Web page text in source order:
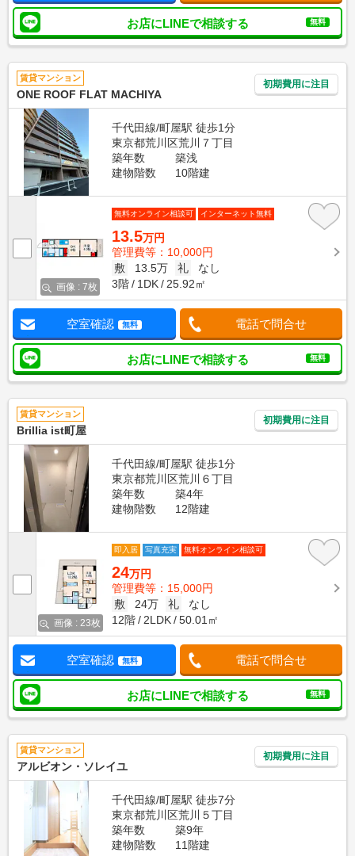
お店にLINEで相談する 無料
賃貸マンション
ONE ROOF FLAT MACHIYA
初期費用に注目
千代田線/町屋駅 徒歩1分
東京都荒川区荒川７丁目
築年数
築浅
建物階数
10階建
画像 : 7枚
無料オンライン相談可 インターネット無料
13.5万円
管理費等：10,000円
敷
13.5万 礼
なし
3階
1DK 25.92㎡
空室確認 無料 電話で問合せ
お店にLINEで相談する 無料
賃貸マンション
Brillia ist町屋
初期費用に注目
千代田線/町屋駅 徒歩1分
東京都荒川区荒川６丁目
築年数
築4年
建物階数
12階建
画像 : 23枚
即入居 写真充実 無料オンライン相談可
24万円
管理費等：15,000円
敷
24万 礼
なし
12階
2LDK 50.01㎡
空室確認 無料 電話で問合せ
お店にLINEで相談する 無料
賃貸マンション
アルビオン・ソレイユ
初期費用に注目
千代田線/町屋駅 徒歩7分
東京都荒川区荒川５丁目
築年数
築9年
建物階数
11階建